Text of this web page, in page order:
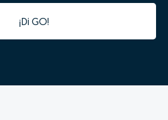
¡Di GO!